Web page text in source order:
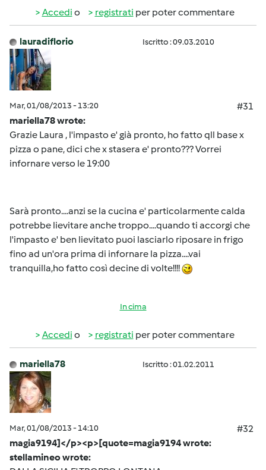
Accedi o registrati per poter commentare
lauradiflorio Iscritto : 09.03.2010
Mar, 01/08/2013 - 13:20
#31
mariella78 wrote:
Grazie Laura , l'impasto e' già pronto, ho fatto qll base x
pizza o pane, dici che x stasera e' pronto??? Vorrei
infornare verso le 19:00
Sarà pronto....anzi se la cucina e' particolarmente calda
potrebbe lievitare anche troppo....quando ti accorgi che
l'impasto e' ben lievitato puoi lasciarlo riposare in frigo
fino ad un'ora prima di infornare la pizza....vai
tranquilla,ho fatto così decine di volte!!!!
In cima
Accedi o registrati per poter commentare
mariella78 Iscritto : 01.02.2011
Mar, 01/08/2013 - 14:10
#32
magia9194]</p><p>[quote=magia9194 wrote:
stellamineo wrote: